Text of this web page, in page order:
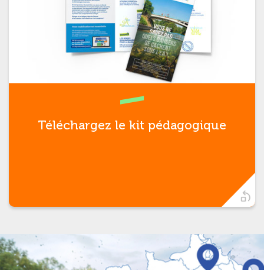
Téléchargez le kit pédagogique
Pour vous accompagner dans la
compréhension des dangers, faire
respecter l’interdiction et favoriser
l’ouverture du dialogue avec les